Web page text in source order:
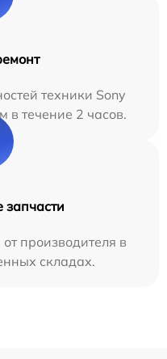
техники Sony
в течение 2 часов.
производителя в
складах.